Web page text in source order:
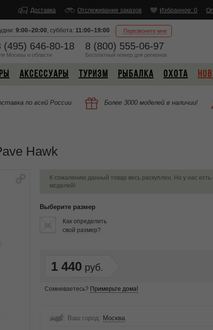
Доставка Отслеживание заказов Избранное: 0
9:00–20:00, суббота: 11:00–19:00
(495) 646-80-18
Москвы и области
8 (800) 555-06-97
Бесплатный номер для регионов
Перезвоните мне
АКСЕССУАРЫ ТУРИЗМ РЫБАЛКА ОХОТА
по всей России Более 3000 моделей в наличии!
Hawk
К сожалению данный товар весь раскуплен. Но у нас есть
моделей!
Выберите размер
56
Как определить
свой размер?
1 440
Сомневаетесь? Примерьте дома!
Ваш город: Москва